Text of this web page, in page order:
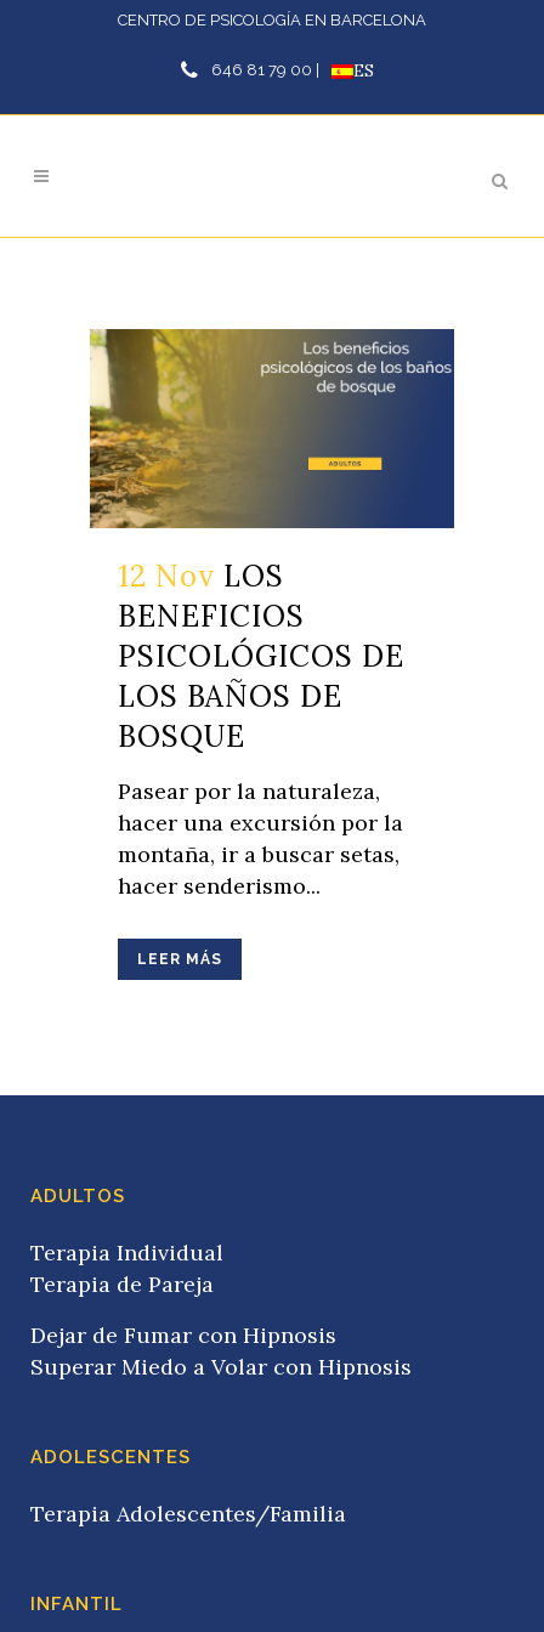
CENTRO DE PSICOLOGÍA EN BARCELONA
646 81 79 00 | ES
12 Nov LOS
BENEFICIOS
PSICOLÓGICOS DE
LOS BAÑOS DE
BOSQUE
Pasear por la naturaleza,
hacer una excursión por la
montaña, ir a buscar setas,
hacer senderismo...
LEER MÁS
ADULTOS
Terapia Individual
Terapia de Pareja
Dejar de Fumar con Hipnosis
Superar Miedo a Volar con Hipnosis
ADOLESCENTES
Terapia Adolescentes/Familia
INFANTIL